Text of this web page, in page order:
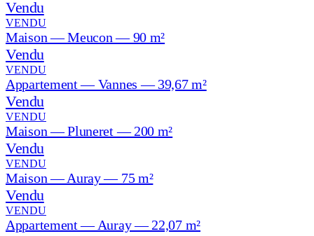
Vendu
VENDU
Maison — Meucon — 90 m²
Vendu
VENDU
Appartement — Vannes — 39,67 m²
Vendu
VENDU
Maison — Pluneret — 200 m²
Vendu
VENDU
Maison — Auray — 75 m²
Vendu
VENDU
Appartement — Auray — 22,07 m²